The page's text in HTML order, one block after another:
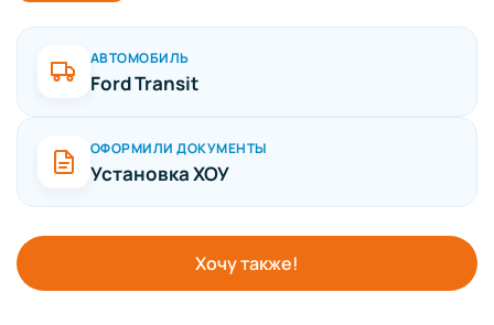
АВТОМОБИЛЬ
Ford Transit
ОФОРМИЛИ ДОКУМЕНТЫ
Установка ХОУ
Хочу также!